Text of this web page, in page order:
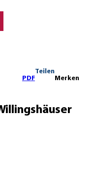
PDF
Teilen
Merken